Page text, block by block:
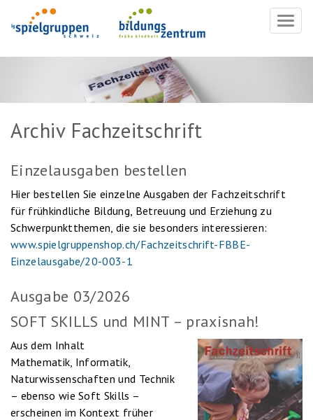
Archiv Fachzeitschrift
Einzelausgaben bestellen
Hier bestellen Sie einzelne Ausgaben der Fachzeitschrift
für frühkindliche Bildung, Betreuung und Erziehung zu
Schwerpunktthemen, die sie besonders interessieren:
www.spielgruppenshop.ch/Fachzeitschrift-FBBE-
Einzelausgabe/20-003-1
Ausgabe 03/2026
SOFT SKILLS und MINT – praxisnah!
Aus dem Inhalt
Mathematik, Informatik,
Naturwissenschaften und Technik
– ebenso wie Soft Skills –
erscheinen im Kontext früher